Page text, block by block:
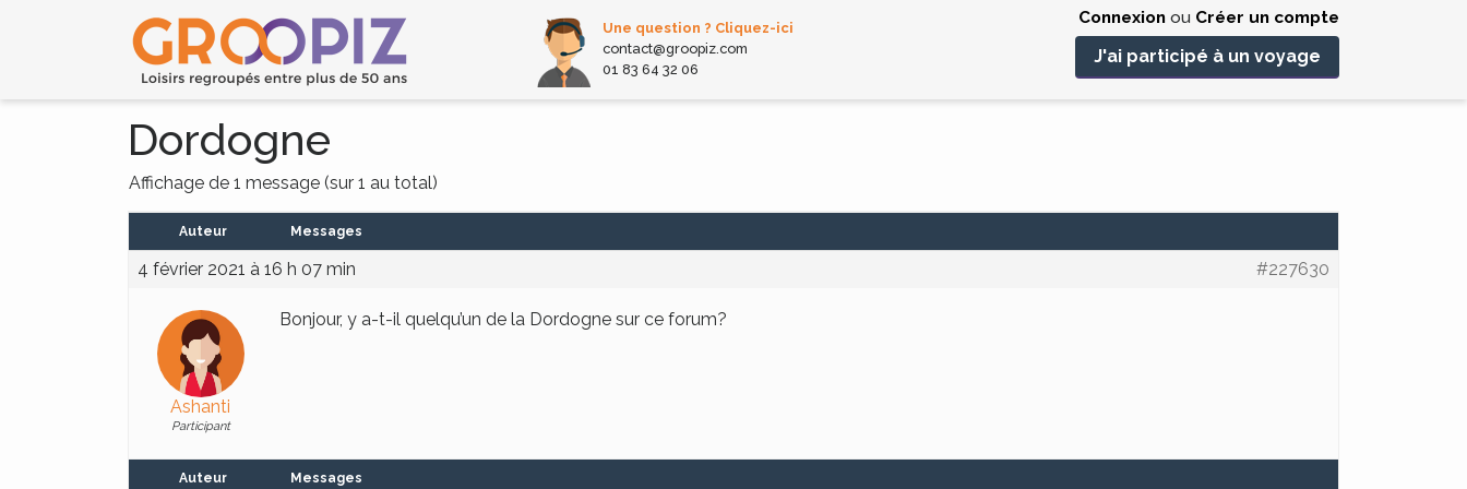
Une question ? Cliquez-ici
contact@groopiz.com
01 83 64 32 06
Connexionou Créer un compte
J'ai participé à un voyage
Dordogne
Affichage de 1 message (sur 1 au total)
Auteur Messages
4 février 2021 à 16 h 07 min #227630
Ashanti
Participant
Bonjour, y a-t-il quelqu’un de la Dordogne sur ce forum?
Auteur Messages